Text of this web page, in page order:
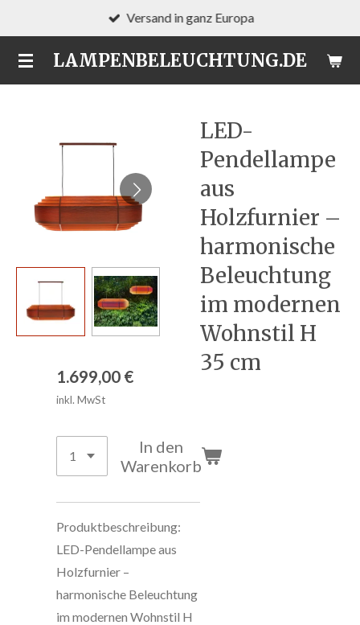
Hauptinhalt
springenLAMPENBELEUCHTUNG.DE
Versand in ganz Europa
LED-
Pendellampe
aus
Holzfurnier –
harmonische
Beleuchtung
im modernen
Wohnstil H
35 cm
1.699,00 €
inkl. MwSt
In den
Warenkorb
Produktbeschreibung:
LED-Pendellampe aus
Holzfurnier –
harmonische Beleuchtung
im modernen Wohnstil H